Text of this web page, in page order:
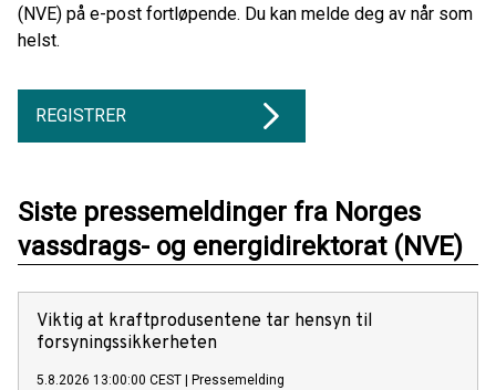
(NVE) på e-post fortløpende. Du kan melde deg av når som
helst.
REGISTRER
Siste pressemeldinger fra Norges
vassdrags- og energidirektorat (NVE)
Viktig at kraftprodusentene tar hensyn til
forsyningssikkerheten
5.8.2026 13:00:00 CEST Pressemelding